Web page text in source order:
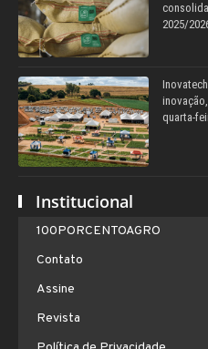
2025/
quarta-
Institucional
100PORCENTOAGRO
Contato
Assine
Revista